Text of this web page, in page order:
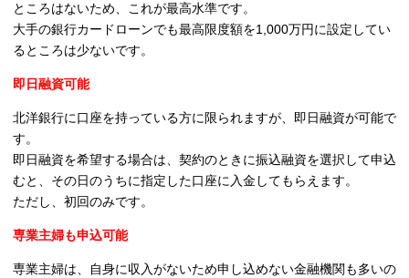
ところはないため、これが最高水準です。
大手の銀行カードローンでも最高限度額を1,000万円に設定してい
るところは少ないです。
即日融資可能
北洋銀行に口座を持っている方に限られますが、 即日融資が可能で
す。
即日融資を希望する場合は、契約のときに振込融資を選択して申込
むと、その日のうちに指定した口座に入金してもらえます。
ただし、初回のみです。
専業主婦も申込可能
専業主婦は、自身に収入がないため申し込めない金融機関も多いの